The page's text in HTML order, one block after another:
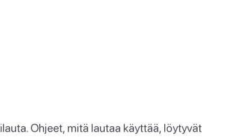
Ohjeet, mitä lautaa käyttää, löytyvät